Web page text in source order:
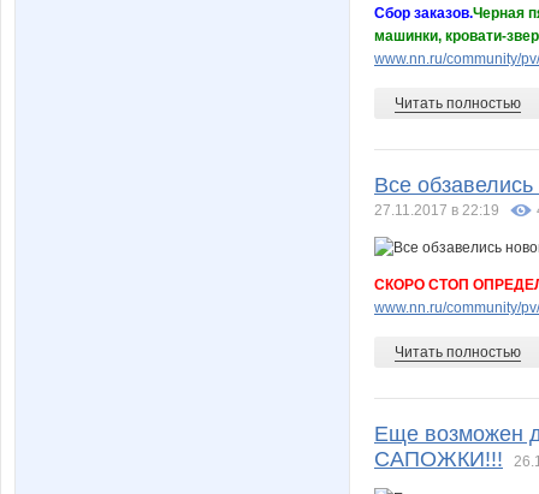
Сбор заказов.Черная
машинки, кровати-
www.nn.ru/community/
Читать полностью
Все
27.11.2017 в 22:19
СКОРО СТОП
www.nn.ru/community/
Читать полностью
Еще возможен
САПОЖКИ!!!